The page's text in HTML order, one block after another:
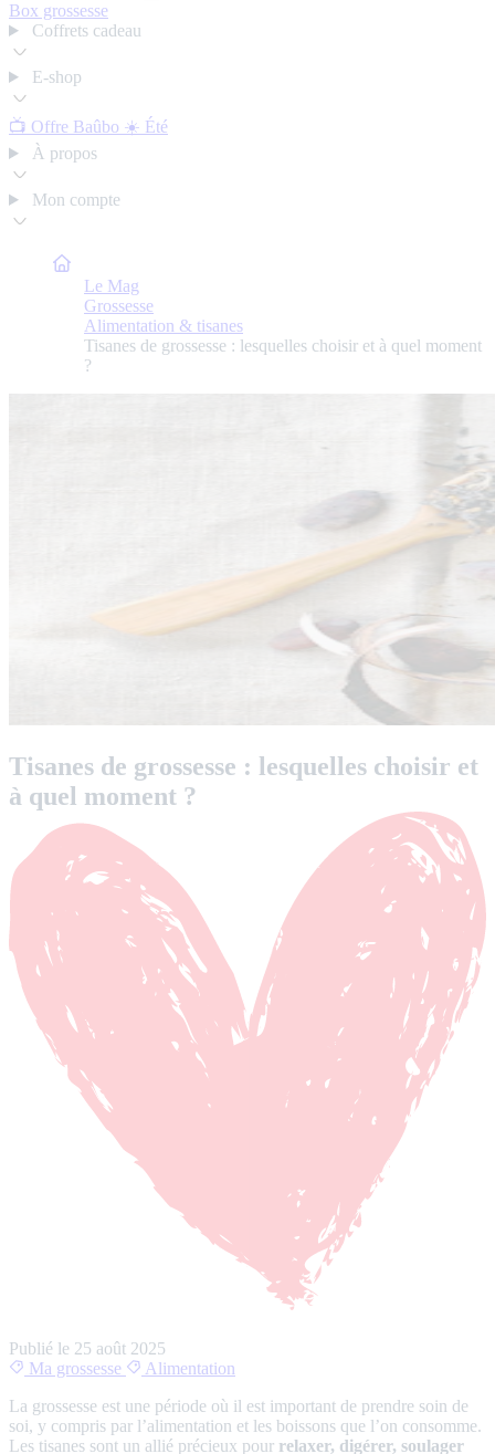
Box grossesse
Coffrets cadeau
E-shop
📺 Offre Baûbo ☀️ Été
À propos
Mon compte
Bulle de Maman
Le Mag
Grossesse
Alimentation & tisanes
Tisanes de grossesse : lesquelles choisir et à quel moment
?
Tisanes de grossesse : lesquelles choisir et
à quel moment ?
Publié le 25 août 2025
Ma grossesse
Alimentation
La grossesse est une période où il est important de prendre soin de
soi, y compris par l’alimentation et les boissons que l’on consomme.
Les tisanes sont un allié précieux pour relaxer, digérer, soulager